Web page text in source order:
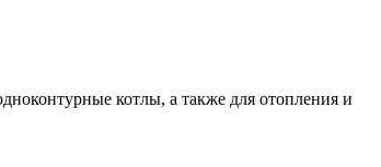
котлы, а также для отопления и